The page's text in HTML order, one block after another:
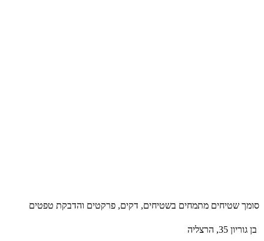
סומך שטיחים מתמחים בשטיחים, דקים, פרקטים והדבקת טפטים
בן גוריון 35, הרצליה